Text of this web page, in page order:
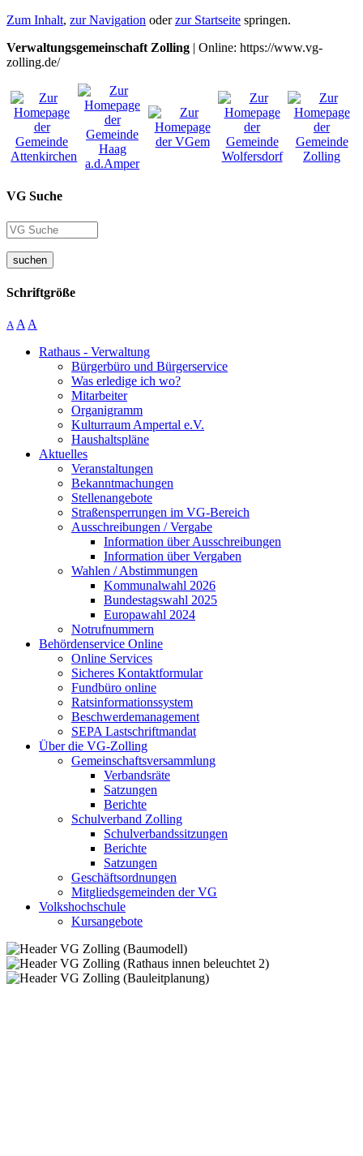
Zum Inhalt, zur Navigation oderzur Startseite springen.
Verwaltungsgemeinschaft Zolling | Online: https://www.vg-
zolling.de/
VG Suche
suchen
Schriftgröße
A A A
Rathaus - Verwaltung
Bürgerbüro und Bürgerservice
Was erledige ich wo?
Mitarbeiter
Organigramm
Kulturraum Ampertal e.V.
Haushaltspläne
Aktuelles
Veranstaltungen
Bekanntmachungen
Stellenangebote
Straßensperrungen im VG-Bereich
Ausschreibungen / Vergabe
Information über Ausschreibungen
Information über Vergaben
Wahlen / Abstimmungen
Kommunalwahl 2026
Bundestagswahl 2025
Europawahl 2024
Notrufnummern
Behördenservice Online
Online Services
Sicheres Kontaktformular
Fundbüro online
Ratsinformationssystem
Beschwerdemanagement
SEPA Lastschriftmandat
Über die VG-Zolling
Gemeinschaftsversammlung
Verbandsräte
Satzungen
Berichte
Schulverband Zolling
Schulverbandssitzungen
Berichte
Satzungen
Geschäftsordnungen
Mitgliedsgemeinden der VG
Volkshochschule
Kursangebote